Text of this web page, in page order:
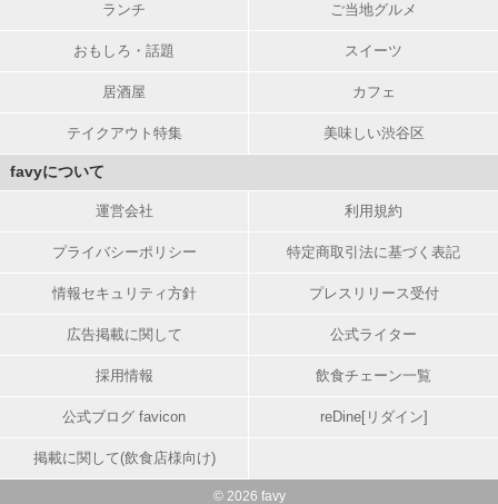
ランチ ご当地グルメ
おもしろ・話題 スイーツ
居酒屋 カフェ
テイクアウト特集 美味しい渋谷区
favyについて
運営会社 利用規約
プライバシーポリシー 特定商取引法に基づく表記
情報セキュリティ方針 プレスリリース受付
広告掲載に関して 公式ライター
採用情報 飲食チェーン一覧
公式ブログ favicon reDine[リダイン]
掲載に関して(飲食店様向け)
© 2026 favy